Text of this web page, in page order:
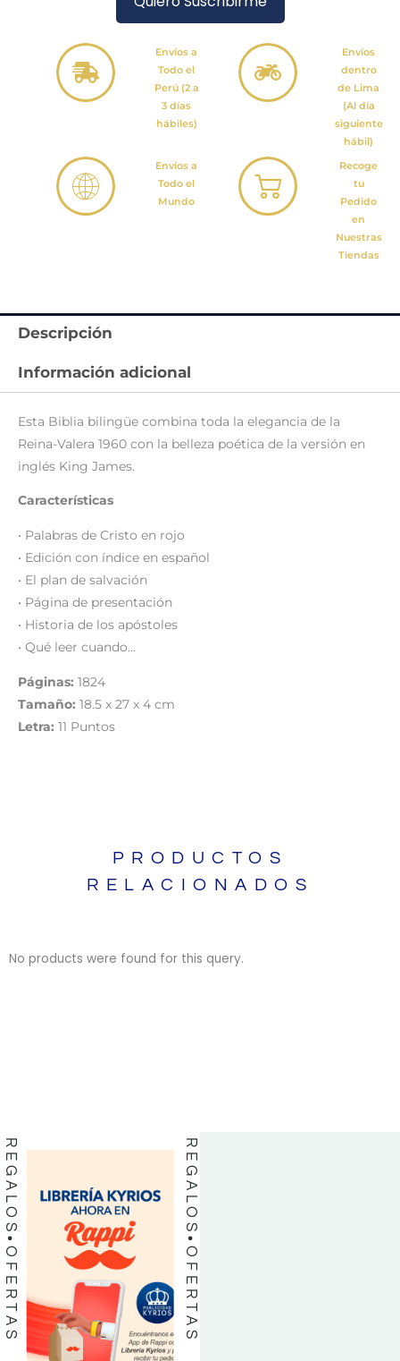
Envíos a
Todo el
Perú (2 a
3 días
hábiles)
Envíos
dentro
de Lima
(Al día
siguiente
hábil)
Envíos a
Todo el
Mundo
Recoge
tu
Pedido
en
Nuestras
Tiendas
Descripción
Información adicional
Esta Biblia bilingüe combina toda la elegancia de la
Reina-Valera 1960 con la belleza poética de la versión en
inglés King James.
Características
• Palabras de Cristo en rojo
• Edición con índice en español
• El plan de salvación
• Página de presentación
• Historia de los apóstoles
• Qué leer cuando…
Páginas: 1824
Tamaño: 18.5 x 27 x 4 cm
Letra: 11 Puntos
PRODUCTOS
RELACIONADOS
No products were found for this query.
REGALOS
OFERTAS
REGALOS
OFERTAS